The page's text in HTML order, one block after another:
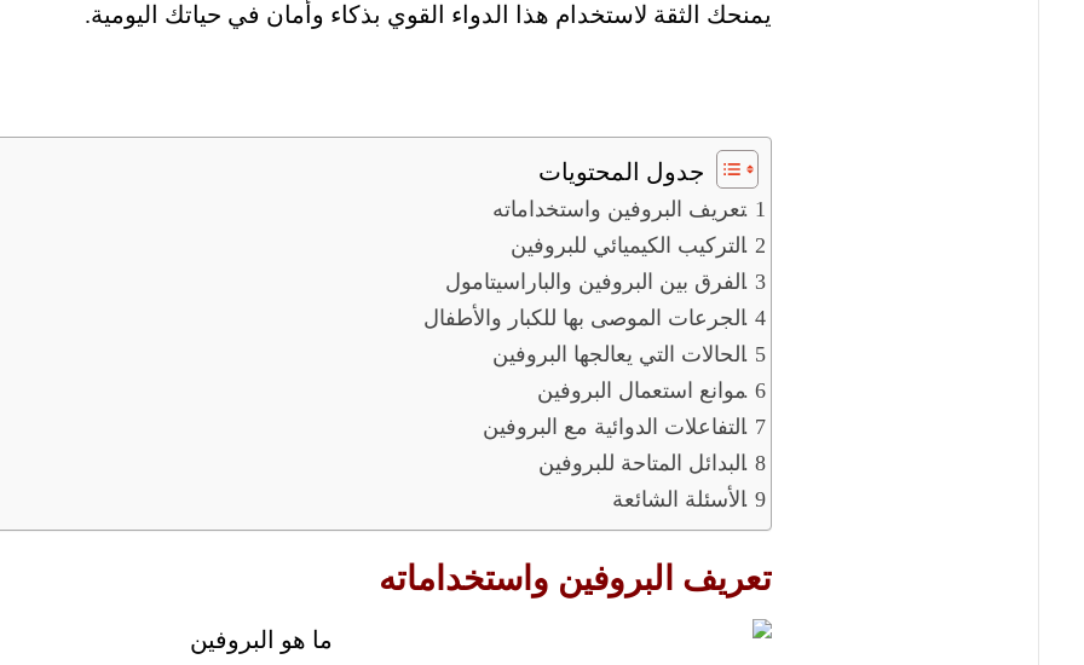
يمنحك الثقة لاستخدام هذا الدواء القوي بذكاء وأمان في حياتك اليومية.
جدول المحتويات
تعريف البروفين واستخداماته
التركيب الكيميائي للبروفين
الفرق بين البروفين والباراسيتامول
الجرعات الموصى بها للكبار والأطفال
الحالات التي يعالجها البروفين
موانع استعمال البروفين
التفاعلات الدوائية مع البروفين
البدائل المتاحة للبروفين
الأسئلة الشائعة
تعريف البروفين واستخداماته